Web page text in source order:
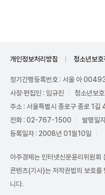
개인정보처리방침 청소년보호
정기간행등록번호 : 서울 아
사장·편집인 : 임규진
청소년보
주소 : 서울특별시 종로구 종로 1
전화 : 02-767-1500
발행일
등록일자 : 2008년 01월10일
아주경제는 인터넷신문윤리위원회
콘텐츠(기사)는 저작권법의 보호
니다.